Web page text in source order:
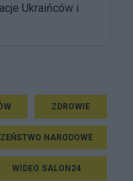
Ukraińców i
ZDROWIE
NARODOWE
WIDEO SALON24